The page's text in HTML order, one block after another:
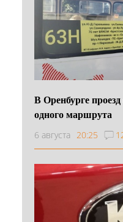
В Оренбурге
одного маршрута
6 августа 20:25